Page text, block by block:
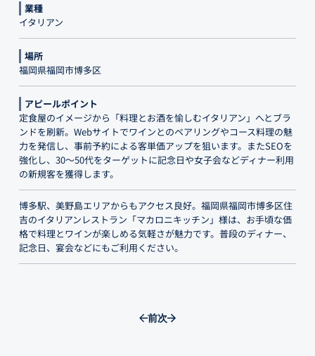
業種
イタリアン
場所
福岡県福岡市博多区
アピールポイント
定食屋のイメージから「料理とお酒を愉しむイタリアン」へとブラ
ンドを刷新。Webサイトでワインとのペアリングやコース料理の魅
力を発信し、事前予約による客単価アップを狙います。またSEOを
強化し、30〜50代をターゲットに記念日や女子会などディナー利用
の新規客を獲得します。
博多駅、美野島エリアからもアクセス良好。福岡県福岡市博多区住
吉のイタリアンレストラン「マカロニキッチン」様は、お手頃な価
格で料理とワインが楽しめる気軽さが魅力です。普段のディナー、
記念日、宴会などにもご利用ください。
前次